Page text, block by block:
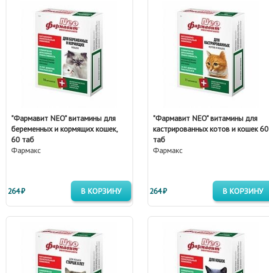
"Фармавит NEO" витамины для
беременных и кормящих кошек,
60 таб
Фармакс
264 ₽ В КОРЗИНУ
"Фармавит NEO" витамины для
кастрированных котов и кошек 60
таб
Фармакс
264 ₽ В КОРЗИНУ